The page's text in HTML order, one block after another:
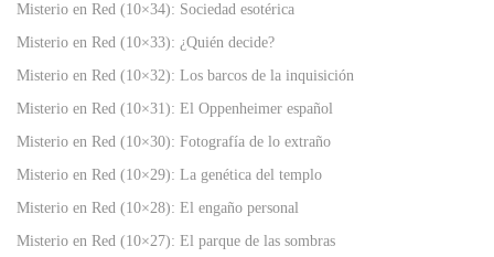
Misterio en Red (10×34): Sociedad esotérica
Misterio en Red (10×33): ¿Quién decide?
Misterio en Red (10×32): Los barcos de la inquisición
Misterio en Red (10×31): El Oppenheimer español
Misterio en Red (10×30): Fotografía de lo extraño
Misterio en Red (10×29): La genética del templo
Misterio en Red (10×28): El engaño personal
Misterio en Red (10×27): El parque de las sombras